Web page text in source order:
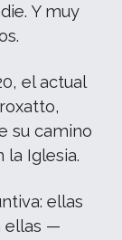
Y muy
el actual
su camino
la Iglesia.
ellas
ellas —